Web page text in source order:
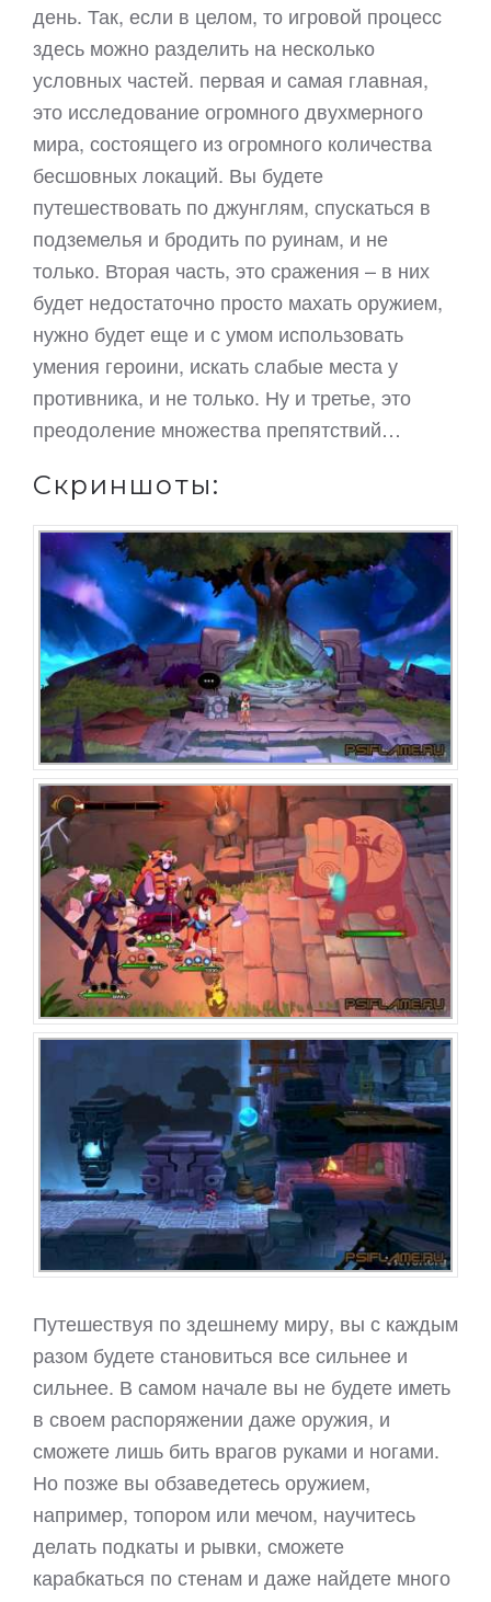
день. Так, если в целом, то игровой процесс
здесь можно разделить на несколько
условных частей. первая и самая главная,
это исследование огромного двухмерного
мира, состоящего из огромного количества
бесшовных локаций. Вы будете
путешествовать по джунглям, спускаться в
подземелья и бродить по руинам, и не
только. Вторая часть, это сражения – в них
будет недостаточно просто махать оружием,
нужно будет еще и с умом использовать
умения героини, искать слабые места у
противника, и не только. Ну и третье, это
преодоление множества препятствий…
Скриншоты:
Путешествуя по здешнему миру, вы с каждым
разом будете становиться все сильнее и
сильнее. В самом начале вы не будете иметь
в своем распоряжении даже оружия, и
сможете лишь бить врагов руками и ногами.
Но позже вы обзаведетесь оружием,
например, топором или мечом, научитесь
делать подкаты и рывки, сможете
карабкаться по стенам и даже найдете много